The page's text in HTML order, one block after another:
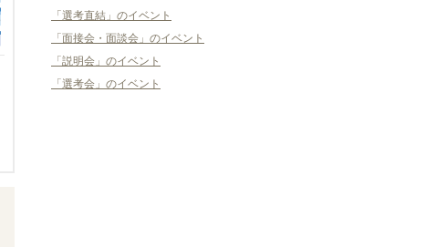
「選考直結」のイベント
「面接会・面談会」のイベント
「説明会」のイベント
「選考会」のイベント